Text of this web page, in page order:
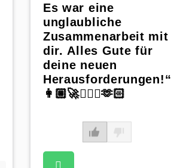
Es war eine
unglaubliche
Zusammenarbeit mit
dir. Alles Gute für
deine neuen
Herausforderungen!“
👩🏼‍🚀👷🏻‍♂️🫶🏻